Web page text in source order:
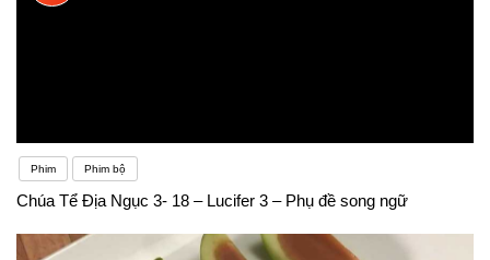
Phim Phim bộ
Chúa Tể Địa Ngục 3- 18 – Lucifer 3 – Phụ đề song ngữ